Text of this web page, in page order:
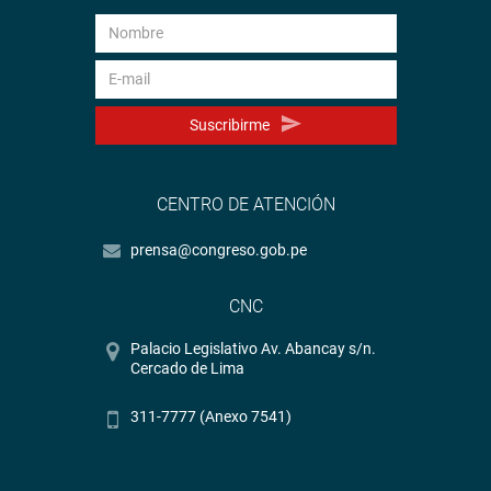
OFICINA DE COMUNICACIONES E IMAGEN
INSTITUCIONAL
Suscribirme
CENTRO DE ATENCIÓN
prensa@congreso.gob.pe
CNC
Palacio Legislativo Av. Abancay s/n.
Cercado de Lima
311-7777 (Anexo 7541)